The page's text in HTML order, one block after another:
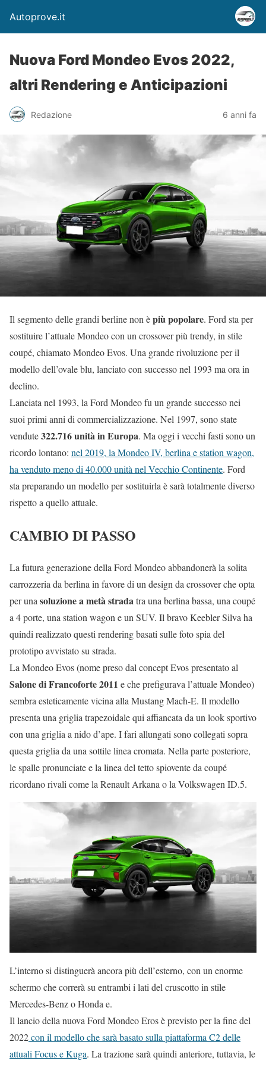
Autoprove.it
Nuova Ford Mondeo Evos 2022,
altri Rendering e Anticipazioni
Redazione 6 anni fa
Il segmento delle grandi berline non èpiù popolare. Ford sta per
sostituire l’attuale Mondeo con un crossover più trendy, in stile
coupé, chiamato Mondeo Evos. Una grande rivoluzione per il
modello dell’ovale blu, lanciato con successo nel 1993 ma ora in
declino.
Lanciata nel 1993, la Ford Mondeo fu un grande successo nei
suoi primi anni di commercializzazione. Nel 1997, sono state
vendute322.716 unità in Europa. Ma oggi i vecchi fasti sono un
ricordo lontano: nel 2019, la Mondeo IV, berlina e station wagon,
ha venduto meno di 40.000 unità nel Vecchio Continente. Ford
sta preparando un modello per sostituirla è sarà totalmente diverso
rispetto a quello attuale.
CAMBIO DI PASSO
La futura generazione della Ford Mondeo abbandonerà la solita
carrozzeria da berlina in favore di un design da crossover che opta
per unasoluzione a metà stradatra una berlina bassa, una coupé
a 4 porte, una station wagon e un SUV. Il bravo Keebler Silva ha
quindi realizzato questi rendering basati sulle foto spia del
prototipo avvistato su strada.
La Mondeo Evos (nome preso dal concept Evos presentato al
Salone di Francoforte 2011 e che prefigurava l’attuale Mondeo)
sembra esteticamente vicina alla Mustang Mach-E. Il modello
presenta una griglia trapezoidale qui affiancata da un look sportivo
con una griglia a nido d’ape. I fari allungati sono collegati sopra
questa griglia da una sottile linea cromata. Nella parte posteriore,
le spalle pronunciate e la linea del tetto spiovente da coupé
ricordano rivali come la Renault Arkana o la Volkswagen ID.5.
L’interno si distinguerà ancora più dell’esterno, con un enorme
schermo che correrà su entrambi i lati del cruscotto in stile
Mercedes-Benz o Honda e.
Il lancio della nuova Ford Mondeo Eros è previsto per la fine del
2022con il modello che sarà basato sulla piattaforma C2 delle
attuali Focus e Kuga. La trazione sarà quindi anteriore, tuttavia, le